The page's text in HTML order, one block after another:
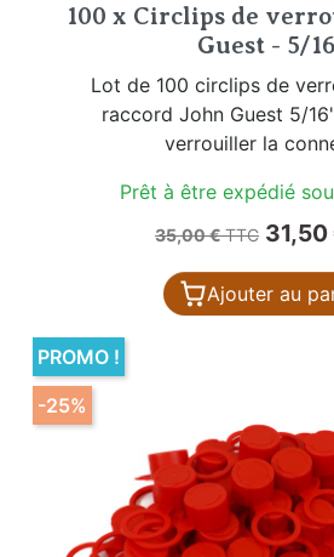
100 x Circlips de
Guest - 5/
Lot de 100 circlips de
raccord John Guest 5/
verrouiller la
Prêt à être expédié
Prix de base
35,00 €TTC Prix
31,50
Ajouter au
PROMO !
-25%